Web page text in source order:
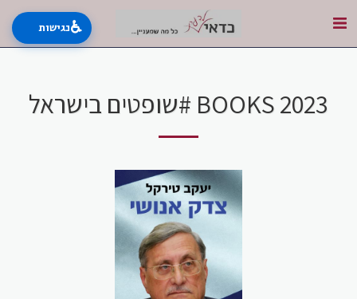
BOOKS 2023 #שופטים בישראל
♿נגישות